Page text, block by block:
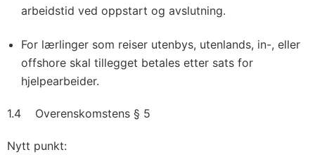
arbeidstid ved oppstart og avslutning.
For lærlinger som reiser utenbys, utenlands, in-, eller
offshore skal tillegget betales etter sats for
hjelpearbeider.
1.4 Overenskomstens § 5
Nytt punkt: